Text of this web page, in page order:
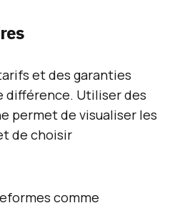
et des garanties
différence. Utiliser des
permet de visualiser les
de choisir
comme